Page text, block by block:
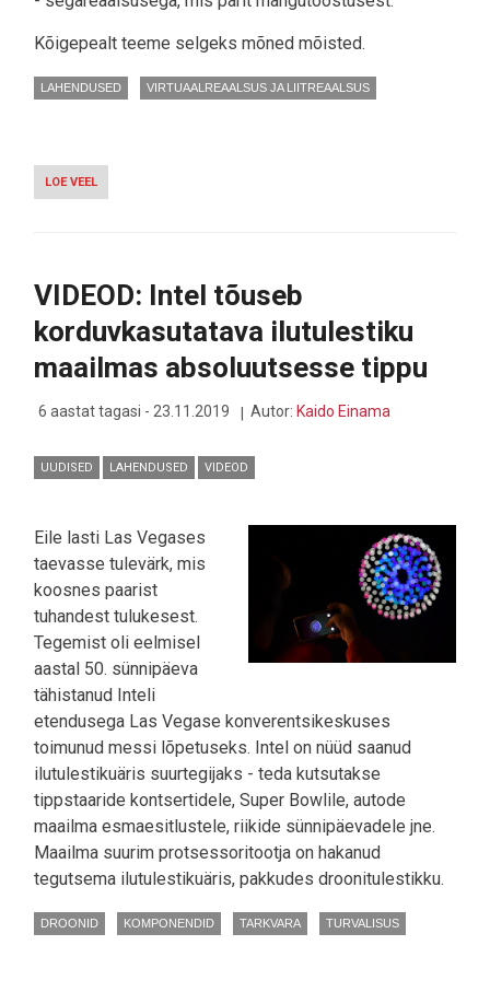
Kõigepealt teeme selgeks mõned mõisted.
LAHENDUSED VIRTUAALREAALSUS JA LIITREAALSUS
LOE VEEL
VIDEOD:
OTSE
JA
KESKELE
VIDEOD: Intel tõuseb
korduvkasutatava ilutulestiku
maailmas absoluutsesse tippu
6 aastat tagasi - 23.11.2019 Autor: Kaido Einama
UUDISED LAHENDUSED VIDEOD
Eile lasti Las Vegases
taevasse tulevärk, mis
koosnes paarist
tuhandest tulukesest.
Tegemist oli eelmisel
aastal 50. sünnipäeva
tähistanud Inteli
etendusega Las Vegase konverentsikeskuses
toimunud messi lõpetuseks. Intel on nüüd saanud
ilutulestikuäris suurtegijaks - teda kutsutakse
tippstaaride kontsertidele, Super Bowlile, autode
maailma esmaesitlustele, riikide sünnipäevadele jne.
Maailma suurim protsessoritootja on hakanud
tegutsema ilutulestikuäris, pakkudes droonitulestikku.
DROONID KOMPONENDID TARKVARA TURVALISUS